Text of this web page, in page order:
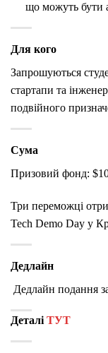
що можуть бути
Для кого
Запрошуються
стартапи та
подвійного
Сума
Призовий фонд:
Три переможці
Tech Demo Day у
Дедлайн
Дедлайн подання
Деталі ТУТ